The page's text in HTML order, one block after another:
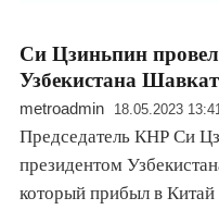
Си Цзиньпин провел
Узбекистана
metroadmin 18.05.2023
Председатель КНР Си
президентом
который прибыл в